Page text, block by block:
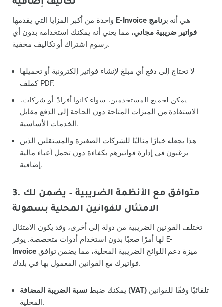
تكاليف إضافية
E-Invoice هي أنه برنامج
فواتير ضريبية مجاني، مما يعني أنه يمكنك استخدامه بدون أي
رسوم اشتراك أو تكاليف مخفية.
لا تحتاج إلى دفع أي مبلغ لإنشاء فواتير إلكترونية أو تحميلها
كملف PDF.
يمكن لجميع المستخدمين، سواء كانوا أفرادًا أو شركات،
الاستفادة من الميزات المتاحة دون الحاجة إلى الدفع مقابل
الخدمات الأساسية.
هذا يجعله خيارًا مثاليًا للشركات الصغيرة والمستقلين الذين
يرغبون في إدارة فواتيرهم بكفاءة دون تحمل أعباء مالية
إضافية.
3. متوافق مع الأنظمة الضريبية – يضمن لك
الامتثال للقوانين المحلية بسهولة
تختلف القوانين الضريبية من دولة إلى أخرى، وقد يكون الامتثال
E-
Invoice
فواتيرك مع القوانين المعمول بها في بلدك.
يمكنك ضبط نسبة الضريبة المضافة (VAT)
المحلية.